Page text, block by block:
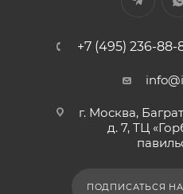
+7 (495) 236-88-
г. Москва,
д. 7, ТЦ
ПОДПИСАТЬСЯ